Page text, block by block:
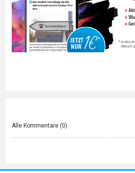
Alle Kommentare (0)